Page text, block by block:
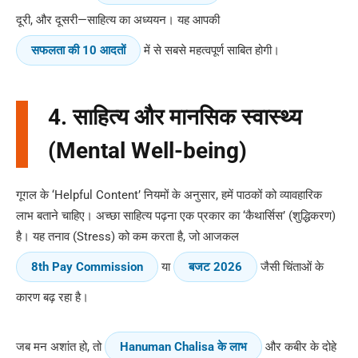
दूरी, और दूसरी—साहित्य का अध्ययन। यह आपकी
सफलता की 10 आदतों में से सबसे महत्वपूर्ण साबित होगी।
4. साहित्य और मानसिक स्वास्थ्य
(Mental Well-being)
गूगल के ‘Helpful Content’ नियमों के अनुसार, हमें पाठकों को व्यावहारिक
लाभ बताने चाहिए। अच्छा साहित्य पढ़ना एक प्रकार का ‘कैथार्सिस’ (शुद्धिकरण)
है। यह तनाव (Stress) को कम करता है, जो आजकल
8th Pay Commission या बजट 2026 जैसी चिंताओं के
कारण बढ़ रहा है।
जब मन अशांत हो, तो Hanuman Chalisa के लाभ और कबीर के दोहे